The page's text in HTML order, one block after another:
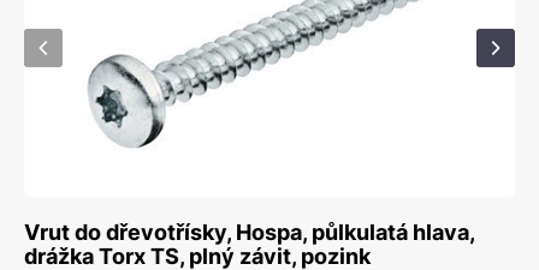
Vrut do dřevotřísky, Hospa, půlkulatá hlava,
drážka Torx TS, plný závit, pozink